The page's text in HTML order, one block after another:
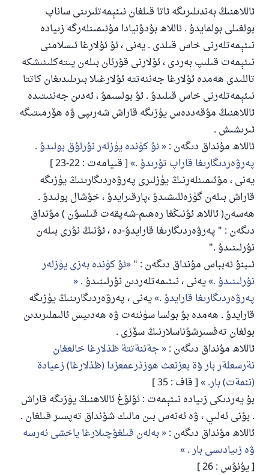
ئاللاھنىڭ بەندىلىرىگە ئاتا قىلغان نىئېمەتلىرىنى ساناپ
بولغىلى بولمايدۇ . ئاللاھ بۇدۇنيادا مۇئىمىنلەرگە زىيادە
نىئېمەتلەرنى خاس قىلدى . يەنى ، ئۇ ئۇلارغا ئىسلامنى
نىئېمەت قىلىپ بەردى ، ئۇلارنى قۇرئان بىلەن يىتەكلىنىشكە
تاللىدى ھەمدە ئۇلارغا جەننەتتە ئۇلارغىلا بىرىلىدىغان كاتتا
نىئېمەتلەرنى خاس قىلىدۇ . ئۇ بولسىمۇ ، ئەدىن جەننىتىدە
ئاللاھنىڭ مۇقەددەس يۈزىگە قاراش شەرىپى ۋە ھۆرمىتىگە
ئىرىشىش .
ئاللاھ مۇنداق دىگەن : ئۇ كۈندە يۈزلەر نۇرلۇق بولىدۇ .
پەرۋەردىگارىغا قاراپ تۇرىدۇ . [ قىيامەت : 22-23 ]
يەنى ، مۇئىمىنلەرنىڭ يۈزلىرى پەرۋەردىگارىنىڭ يۈزىگە
قاراش بىلەن گۈزەللىشىدۇ ،پارقىرايدۇ ، خۇشال بولىدۇ .
ھەسەن( ئاللاھ ئۇنىڭغا رەھىم-شەپقەت قىلسۇن ) مۇنداق
دىگەن : " پەرۋەردىگارىغا قارايدۇ-دە ، ئۇنىڭ نۇرى بىلەن
نۇرلىنىدۇ ."
ئىبنۇ ئەبباس مۇنداق دىگەن : " ئۇ كۈندە بەزى يۈزلەر
نۇرلىنىدۇ . يەنى ، نىئىمەتلەردىن نۇرلىنىدۇ .
پەرۋەردىگارىغا قارايدۇ . يەنى ، پەرۋەردىگارىنىڭ يۈزىگە
قارايدۇ . ھەمدە بۇ بولسا سۈننەت ۋە ھەدىيس ئالىملىرىدىن
بولغان تەفسىرشۇناسلارنىڭ سۆزى .
ئاللاھ مۇنداق دىگەن : جةننةتتة ظذلارغا خالعغان
نةرسعلةر بار ؤة بعزنعث هوزذرعمعزدا (ظذلارغا) زعيادة
(نئمةت) بار. [ قاف : 35 ]
بۇ يەردىكى زىيادە نىئېمەت : ئۇلۇغ ئاللاھنىڭ يۈزىگە قاراش
. بۇنى ئەلىي ، ۋە ئەنەس بىن مالىك شۇنداق تەپسىر قىلغان .
ئاللاھ مۇنداق دىگەن : بەلەن قىلغۇچىلارغا ياخشى نەرسە
ۋە زىيادىسى بار .
[ يۇنۇس : 26 ]